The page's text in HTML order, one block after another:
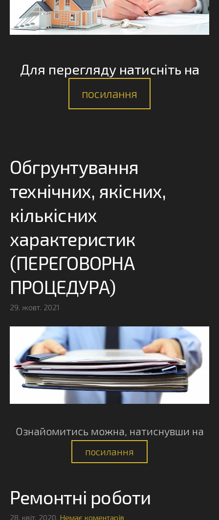
Для перегляду натисніть на
посилання
Обгрунтування
технічних, якісних,
кількісних
характеристик
(ПЕРЕГОВОРНА
ПРОЦЕДУРА)
29. жовт. 2021
Ознайомитись можна, натиснувши на
посилання
Ремонтні роботи
28. квіт. 2020, Немає коментарів